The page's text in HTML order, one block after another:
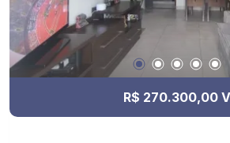
R$ 270.300,00 V